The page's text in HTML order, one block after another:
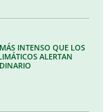
INTENSO QUE LOS
ALERTAN